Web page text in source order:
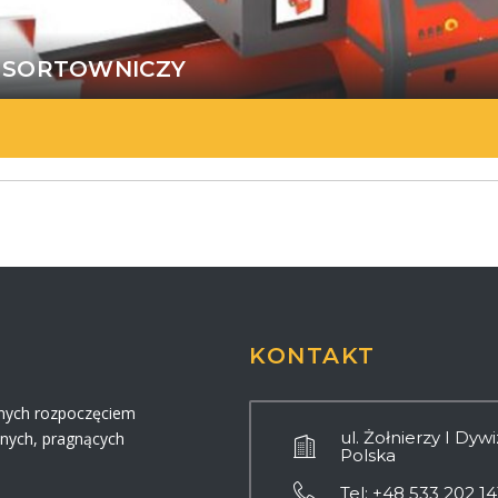
rozpoczęciem
pragnących
KONTAKT
ul. Żołnierzy I
Polska
Tel: +48 533 202